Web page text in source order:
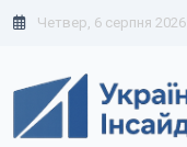
Четвер, 6 серпня 2026